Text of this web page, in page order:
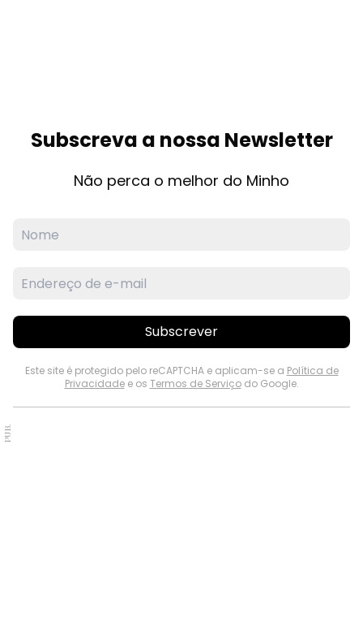
Subscreva a nossa Newsletter
Não perca o melhor do Minho
Subscrever
Este site é protegido pelo reCAPTCHA e aplicam-se a Política de
Privacidadee os Termos de Serviçodo Google.
PUB.